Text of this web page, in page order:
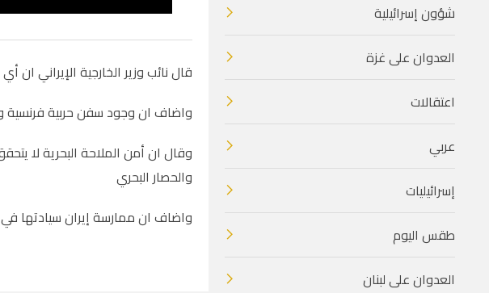
قال نائب وزير الخارجية الإيراني
واضاف ان وجود سفن حربية فرنسية
وقال ان أمن الملاحة البحرية لا
والحصار البحري
واضاف ان ممارسة إيران سيادتها في
شؤون إسرائيلية
العدوان على غزة
اعتقالات
عربي
إسرائيليات
طقس اليوم
العدوان على لبنان